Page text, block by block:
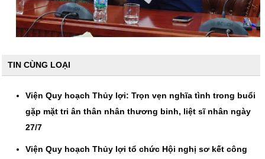
TIN CÙNG LOẠI
Viện Quy hoạch Thủy lợi: Trọn vẹn nghĩa tình trong buổi
gặp mặt tri ân thân nhân thương binh, liệt sĩ nhân ngày
27/7
Viện Quy hoạch Thủy lợi tổ chức Hội nghị sơ kết công